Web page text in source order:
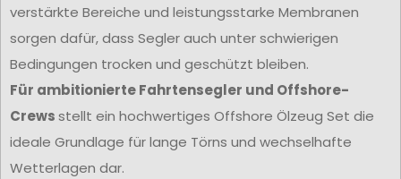
verstärkte Bereiche und leistungsstarke Membranen
sorgen dafür, dass Segler auch unter schwierigen
Bedingungen trocken und geschützt bleiben.
Für ambitionierte Fahrtensegler und Offshore-
Crewsstellt ein hochwertiges Offshore Ölzeug Set die
ideale Grundlage für lange Törns und wechselhafte
Wetterlagen dar.